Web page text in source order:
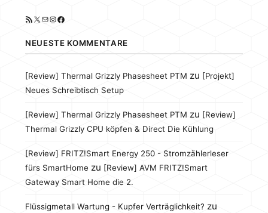
RSS-Feed
X E-MailInstagram
Facebook
NEUESTE KOMMENTARE
[Review] Thermal Grizzly Phasesheet PTM zu [Projekt]
Neues Schreibtisch Setup
[Review] Thermal Grizzly Phasesheet PTM zu [Review]
Thermal Grizzly CPU köpfen & Direct Die Kühlung
[Review] FRITZ!Smart Energy 250 - Stromzählerleser
fürs SmartHome zu [Review] AVM FRITZ!Smart
Gateway Smart Home die 2.
Flüssigmetall Wartung - Kupfer Verträglichkeit? zu